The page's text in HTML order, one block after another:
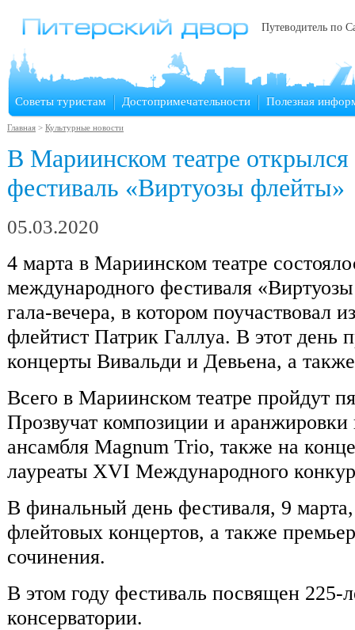
Путеводитель по
Советы туристам Достопримечательности Полезная
Главная > Культурные новости
В Мариинском театре открылся
фестиваль «Виртуозы флейты»
05.03.2020
4 марта в Мариинском театре
международного фестиваля
гала-вечера, в котором поучаствовал
флейтист Патрик Галлуа. В этот день
концерты Вивальди и Девьена, а
Всего в Мариинском театре пройдут
Прозвучат композиции и
ансамбля Magnum Trio, также на
лауреаты XVI Международного
В финальный день фестиваля, 9 марта,
флейтовых концертов, а также
сочинения.
В этом году фестиваль посвящен
консерватории.